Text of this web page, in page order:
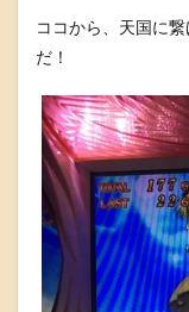
ココから、天国に
だ！